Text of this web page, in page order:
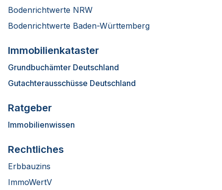
Bodenrichtwerte NRW
Bodenrichtwerte Baden-Württemberg
Immobilienkataster
Grundbuchämter Deutschland
Gutachterausschüsse Deutschland
Ratgeber
Immobilienwissen
Rechtliches
Erbbauzins
ImmoWertV